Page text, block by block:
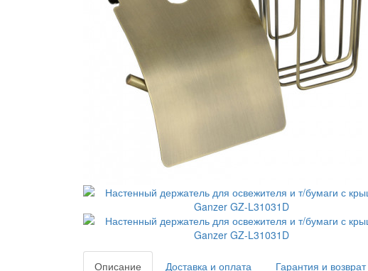
Описание Доставка и оплата Гарантия и возврат